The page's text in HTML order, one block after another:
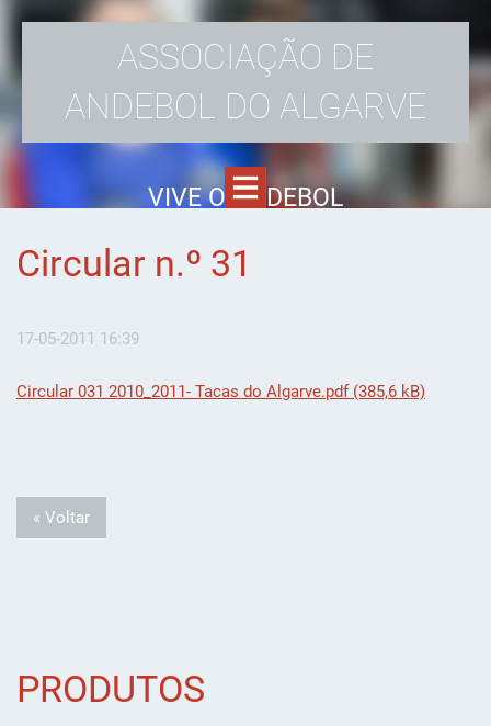
ASSOCIAÇÃO DE
ANDEBOL DO ALGARVE
VIVE O ANDEBOL
Circular n.º 31
17-05-2011 16:39
Circular 031 2010_2011- Tacas do Algarve.pdf (385,6 kB)
« Voltar
PRODUTOS